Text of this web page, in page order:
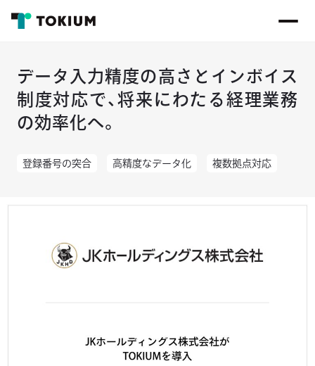
データ入力精度の高さとインボイス
制度対応で、将来にわたる経理業務
の効率化へ。
登録番号の突合 高精度なデータ化 複数拠点対応